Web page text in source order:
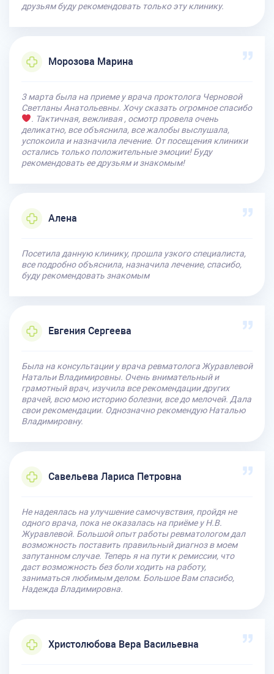
друзьям буду рекомендовать только эту клинику.
Морозова Марина
3 марта была на приеме у врача проктолога Черновой
Светланы Анатольевны. Хочу сказать огромное спасибо
. Тактичная, вежливая , осмотр провела очень
деликатно, все объяснила, все жалобы выслушала,
успокоила и назначила лечение. От посещения клиники
остались только положительные эмоции! Буду
рекомендовать ее друзьям и знакомым!
Алена
Посетила данную клинику, прошла узкого специалиста,
все подробно объяснила, назначила лечение, спасибо,
буду рекомендовать знакомым
Евгения Сергеева
Была на консультации у врача ревматолога Журавлевой
Натальи Владимировны. Очень внимательный и
грамотный врач, изучила все рекомендации других
врачей, всю мою историю болезни, все до мелочей. Дала
свои рекомендации. Однозначно рекомендую Наталью
Владимировну.
Савельева Лариса Петровна
Не надеялась на улучшение самочувствия, пройдя не
одного врача, пока не оказалась на приёме у Н.В.
Журавлевой. Большой опыт работы ревматологом дал
возможность поставить правильный диагноз в моем
запутанном случае. Теперь я на пути к ремиссии, что
даст возможность без боли ходить на работу,
заниматься любимым делом. Большое Вам спасибо,
Надежда Владимировна.
Христолюбова Вера Васильевна